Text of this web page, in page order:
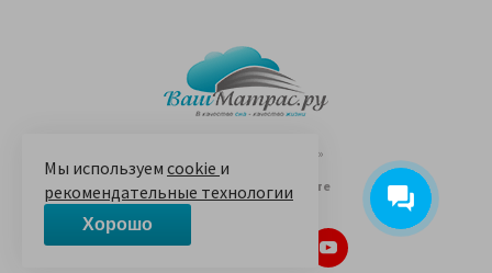
© 2005-2026 «Ваш матрас»
14 лет на Яндекс.Маркете
Мы используем cookie и
рекомендательные технологии
Хорошо